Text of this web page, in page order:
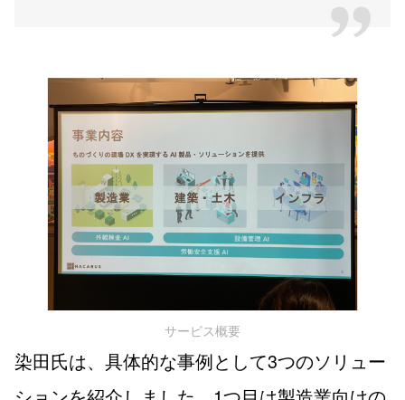
サービス概要
染田氏は、具体的な事例として3つのソリュー